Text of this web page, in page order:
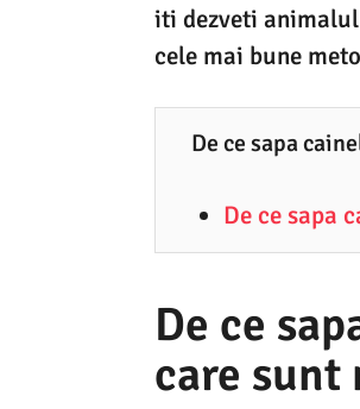
.
2
0
5
iti dezveti
cele mai bune
De ce sapa
De ce sapa
De ce
care sunt